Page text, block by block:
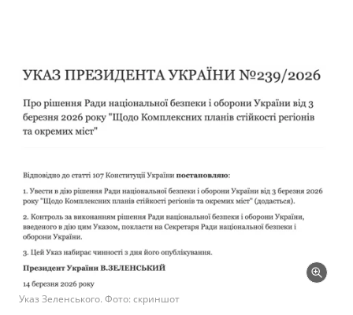
Указ Зеленського. Фото: скриншот